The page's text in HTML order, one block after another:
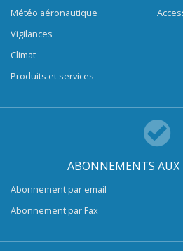
Météo aéronautique
Vigilances
Climat
Produits et services
ABONNEMENTS AUX
Abonnement par email
Abonnement par Fax